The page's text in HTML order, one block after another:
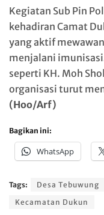
Kegiatan Sub Pin
kehadiran Camat
yang aktif
menjalani
seperti KH. Moh
organisasi turut
(Hoo/Arf)
Bagikan ini:
WhatsApp
Tags: Desa Tebuwung
Kecamatan Dukun